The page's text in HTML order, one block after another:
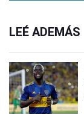
LEÉ ADEMÁS